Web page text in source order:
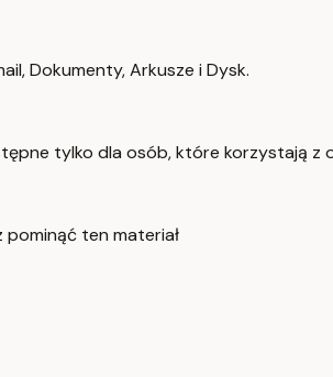
Dokumenty, Arkusze i Dysk.
tylko dla osób, które korzystają
pominąć ten materiał